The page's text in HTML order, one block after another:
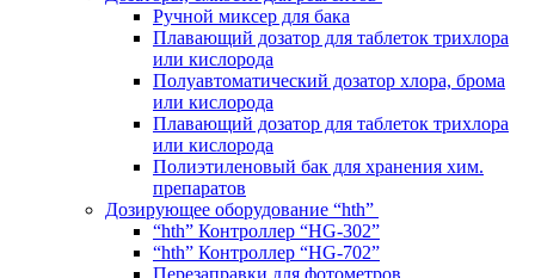
Ручной миксер для бака
Плавающий дозатор для таблеток трихлора
или кислорода
Полуавтоматический дозатор хлора, брома
или кислорода
Плавающий дозатор для таблеток трихлора
или кислорода
Полиэтиленовый бак для хранения хим.
препаратов
Дозирующее оборудование “hth”
“hth” Контроллер “HG-302”
“hth” Контроллер “HG-702”
Перезаправки для фотометров